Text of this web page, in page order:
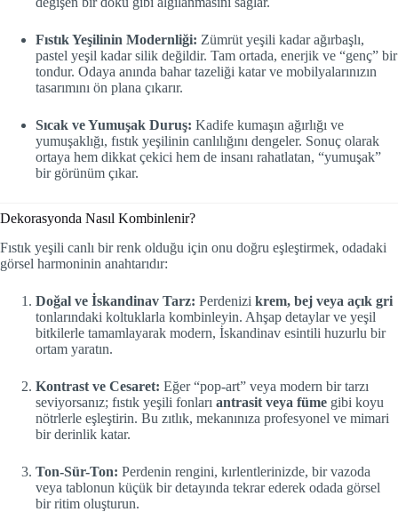
Fıstık Yeşilinin Modernliği: Zümrüt yeşili kadar ağırbaşlı,
pastel yeşil kadar silik değildir. Tam ortada, enerjik ve “genç” bir
tondur. Odaya anında bahar tazeliği katar ve mobilyalarınızın
tasarımını ön plana çıkarır.
Sıcak ve Yumuşak Duruş: Kadife kumaşın ağırlığı ve
yumuşaklığı, fıstık yeşilinin canlılığını dengeler. Sonuç olarak
ortaya hem dikkat çekici hem de insanı rahatlatan, “yumuşak”
bir görünüm çıkar.
Dekorasyonda Nasıl Kombinlenir?
Fıstık yeşili canlı bir renk olduğu için onu doğru eşleştirmek, odadaki
görsel harmoninin anahtarıdır:
Doğal ve İskandinav Tarz: Perdenizi krem, bej veya açık gri
tonlarındaki koltuklarla kombinleyin. Ahşap detaylar ve yeşil
bitkilerle tamamlayarak modern, İskandinav esintili huzurlu bir
ortam yaratın.
Kontrast ve Cesaret: Eğer “pop-art” veya modern bir tarzı
seviyorsanız; fıstık yeşili fonları antrasit veya füme gibi koyu
nötrlerle eşleştirin. Bu zıtlık, mekanınıza profesyonel ve mimari
bir derinlik katar.
Ton-Sür-Ton: Perdenin rengini, kırlentlerinizde, bir vazoda
veya tablonun küçük bir detayında tekrar ederek odada görsel
bir ritim oluşturun.